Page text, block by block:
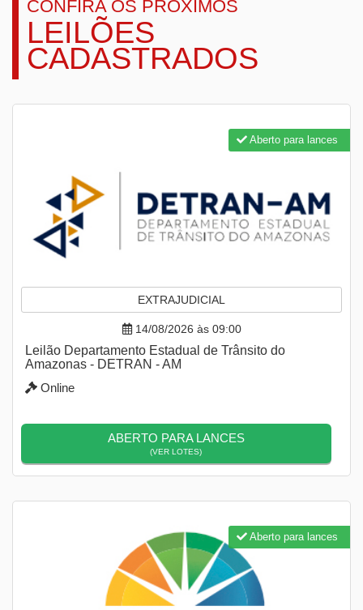
CONFIRA OS PRÓXIMOS
LEILÕES
CADASTRADOS
EXTRAJUDICIAL
14/08/2026 às 09:00
Leilão Departamento Estadual de Trânsito do
Amazonas - DETRAN - AM
Online
ABERTO PARA LANCES
(VER LOTES)
Aberto para lances
Aberto para lances